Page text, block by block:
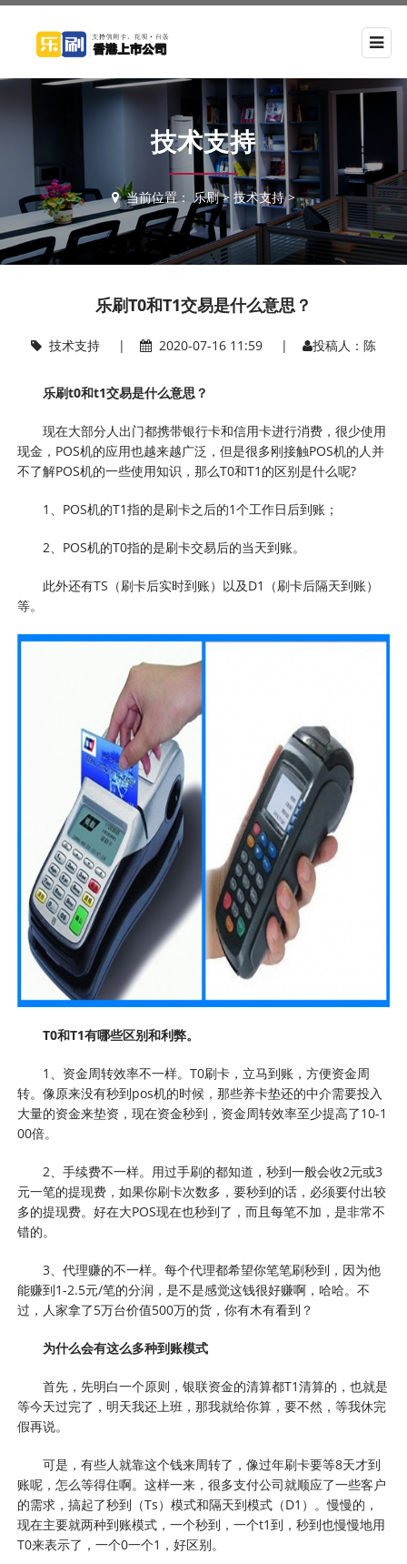
技术支持
当前位置： 乐刷> 技术支持>
乐刷T0和T1交易是什么意思？
技术支持| 2020-07-16 11:59 | 投稿人：陈
乐刷t0和t1交易是什么意思？
现在大部分人出门都携带银行卡和信用卡进行消费，很少使用
现金，POS机的应用也越来越广泛，但是很多刚接触POS机的人并
不了解POS机的一些使用知识，那么T0和T1的区别是什么呢?
1、POS机的T1指的是刷卡之后的1个工作日后到账；
2、POS机的T0指的是刷卡交易后的当天到账。
此外还有TS（刷卡后实时到账）以及D1（刷卡后隔天到账）
等。
T0和T1有哪些区别和利弊。
1、资金周转效率不一样。T0刷卡，立马到账，方便资金周
转。像原来没有秒到pos机的时候，那些养卡垫还的中介需要投入
大量的资金来垫资，现在资金秒到，资金周转效率至少提高了10-1
00倍。
2、手续费不一样。用过手刷的都知道，秒到一般会收2元或3
元一笔的提现费，如果你刷卡次数多，要秒到的话，必须要付出较
多的提现费。好在大POS现在也秒到了，而且每笔不加，是非常不
错的。
3、代理赚的不一样。每个代理都希望你笔笔刷秒到，因为他
能赚到1-2.5元/笔的分润，是不是感觉这钱很好赚啊，哈哈。不
过，人家拿了5万台价值500万的货，你有木有看到？
为什么会有这么多种到账模式
首先，先明白一个原则，银联资金的清算都T1清算的，也就是
等今天过完了，明天我还上班，那我就给你算，要不然，等我休完
假再说。
可是，有些人就靠这个钱来周转了，像过年刷卡要等8天才到
账呢，怎么等得住啊。这样一来，很多支付公司就顺应了一些客户
的需求，搞起了秒到（Ts）模式和隔天到模式（D1）。慢慢的，
现在主要就两种到账模式，一个秒到，一个t1到，秒到也慢慢地用
T0来表示了，一个0一个1，好区别。